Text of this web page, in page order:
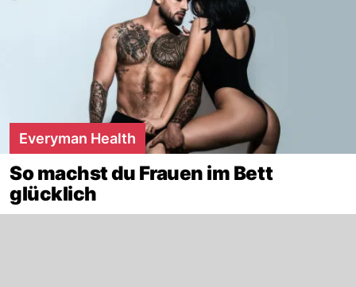
Everyman Health
So machst du Frauen im Bett
glücklich